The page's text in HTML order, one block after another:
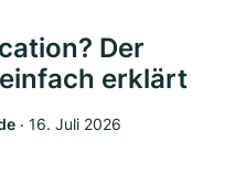
Der
erklärt
‧ 16. Juli 2026